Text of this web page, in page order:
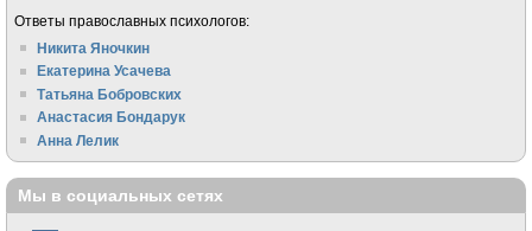
Ответы православных психологов:
Никита Яночкин
Екатерина Усачева
Татьяна Бобровских
Анастасия Бондарук
Анна Лелик
Мы в социальных сетях